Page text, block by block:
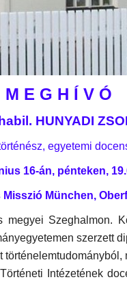
M E G H Í V Ó
HUNYADI
egyetemi
16-án, pénteken,
München,
Szeghalmon.
szerzett
Intézetének